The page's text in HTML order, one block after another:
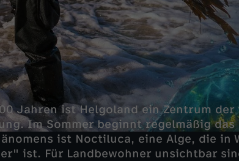
Jahren ist Helgoland ein Zentrum
Im Sommer beginnt regelmäßig
ist Noctiluca, eine Alge, die in
ist. Für Landbewohner unsichtbar